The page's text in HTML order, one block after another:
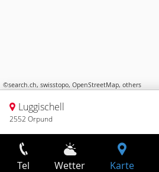
©search.ch, swisstopo, OpenStreetMap, others
Luggischell
2552 Orpund
Tel Wetter Karte